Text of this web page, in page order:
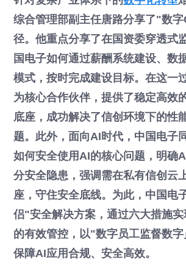
综合管理部副主任唐路分享了"数
径。他重点分享了在国资委穿透式
国电子如何通过薪酬系统建设、数
模式，按时完成建设目标。在这一
为核心合作伙伴，提供了稳定高效
底座，成功解决了信创环境下的性
题。此外，面向AI时代，中国电子
如何安全使用AI的核心问题，明确
分安全隐患，强调需在私有信创云
座，守住安全底线。为此，中国电
侣"安全解决方案，通过六大措施
的有效管控，以"数字员工监督数字
保障AI应用合规、安全高效。